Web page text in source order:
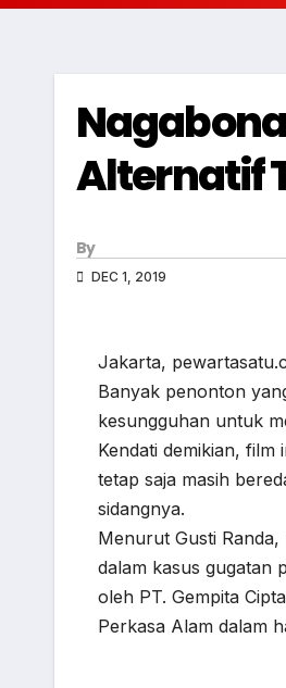
Alternatif
By
DEC 1, 2019
Jakarta,
Banyak penonton
kesungguhan untuk
Kendati demikian,
tetap saja masih
sidangnya.
Menurut Gusti
dalam kasus gugatan
oleh PT. Gempita Cipta
Perkasa Alam dalam